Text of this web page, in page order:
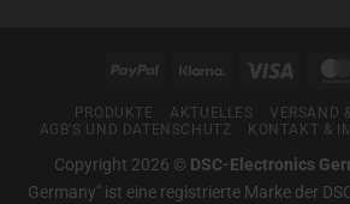
Messtechnik
PayPal Klarna Visa
PRODUKTE AKTUELLES
VERSAND
AGB’S UND DATENSCHUTZ
KONTAKT &
Copyright 2026 © DSC-Electronics
Germany" ist eine registrierte Marke der